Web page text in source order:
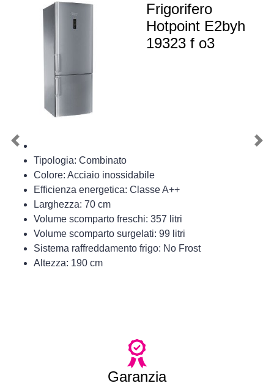
Frigorifero
Hotpoint E2byh
19323 f o3
Tipologia: Combinato
Colore: Acciaio inossidabile
Efficienza energetica: Classe A++
Larghezza: 70 cm
Volume scomparto freschi: 357 litri
Volume scomparto surgelati: 99 litri
Sistema raffreddamento frigo: No Frost
Altezza: 190 cm
Previous
Garanzia